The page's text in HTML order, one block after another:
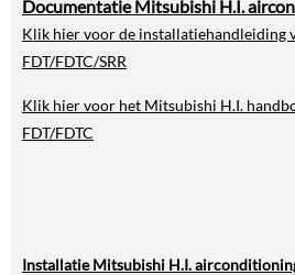
Documentatie Mitsubishi H.I.
Klik hier voor de installatiehandleiding
FDT/FDTC/SRR
Klik hier voor het Mitsubishi H.I.
FDT/FDTC
Installatie Mitsubishi H.I.